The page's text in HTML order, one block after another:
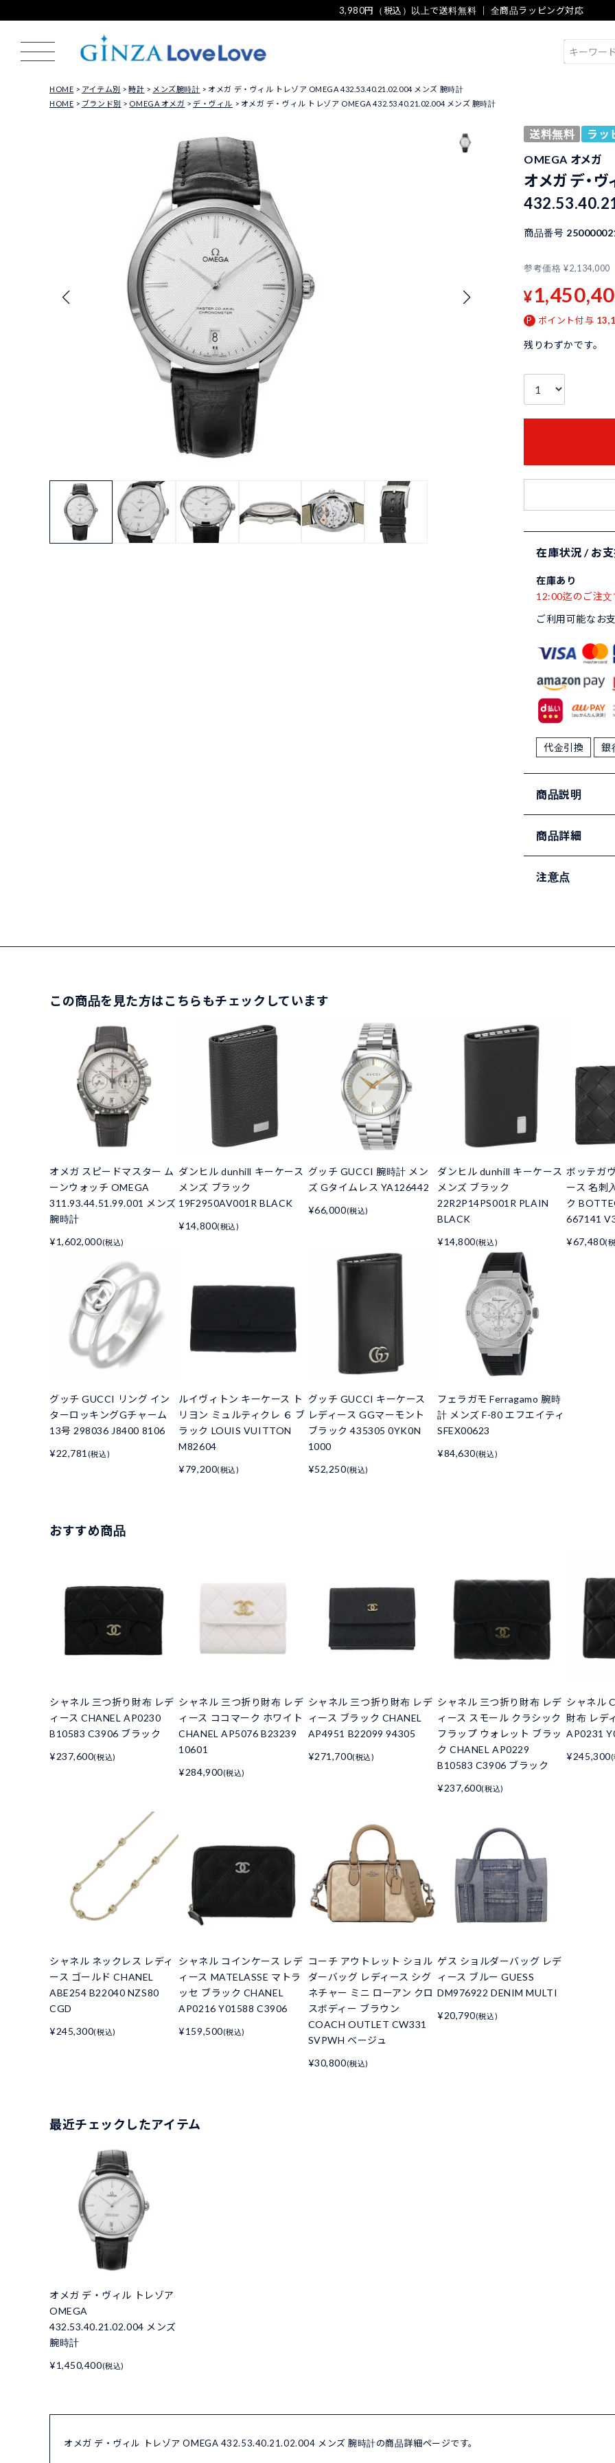
3,980円（税込）以上で送料無料 ｜ 全商品ラッピング対応
HOME アイテム別 時計 メンズ腕時計
オメガ デ・ヴィル トレゾア OMEGA 432.53.40.21.02.004 メンズ 腕時計
HOME
ブランド別 OMEGA オメガ デ・ヴィル オメガ デ・ヴィル トレゾア OMEGA 432.53.40.21.02.004 メンズ 腕時計
送料無料
ラッ
OMEGA オメガ
オメガ デ・
商品番号
参考価格 ¥2,134,000
¥
ポイント付与
残りわずかです。
在庫状況 / お
在庫あり
12:00迄のご注
ご利用可能なお
代金引換 銀
商品説明
商品詳細
注意点
この商品を見た方はこちらもチェックしています
オメガ スピードマスター ム
ーンウォッチ OMEGA
311.93.44.51.99.001 メンズ
腕時計
¥1,602,000(税込)
ダンヒル dunhill キーケース
メンズ ブラック
19F2950AV001R BLACK
¥14,800(税込)
グッチ GUCCI 腕時計 メン
ズ Gタイムレス YA126442
¥66,000(税込)
ダンヒル dunhill キーケース
メンズ ブラック
22R2P14PS001R PLAIN
BLACK
¥14,800(税込)
ボッテガ
ース 名刺
ク
667141
¥67,480(
グッチ GUCCI リング イン
ターロッキングGチャーム
13号 298036 J8400 8106
¥22,781 (税込)
ルイヴィトン キーケース ト
リヨン ミュルティクレ ６ ブ
ラック LOUIS VUITTON
M82604
¥79,200(税込)
グッチ GUCCI キーケース
レディース GGマーモント
ブラック 435305 0YK0N
1000
¥52,250(税込)
フェラガモ Ferragamo 腕時
計 メンズ F-80 エフエイティ
SFEX00623
¥84,630(税込)
おすすめ商品
シャネル 三つ折り財布 レデ
ィース CHANEL AP0230
B10583 C3906 ブラック
¥237,600(税込)
シャネル 三つ折り財布 レデ
ィース ココマーク ホワイト
CHANEL AP5076 B23239
10601
¥284,900(税込)
シャネル 三つ折り財布 レデ
ィース ブラック CHANEL
AP4951 B22099 94305
¥271,700(税込)
シャネル 三つ折り財布 レデ
ィース スモール クラシック
フラップ ウォレット ブラッ
ク CHANEL AP0229
B10583 C3906 ブラック
¥237,600(税込)
シャネル
財布 レデ
AP0231
¥245,300
シャネル ネックレス レディ
ース ゴールド CHANEL
ABE254 B22040 NZS80
CGD
¥245,300(税込)
シャネル コインケース レデ
ィース MATELASSE マトラ
ッセ ブラック CHANEL
AP0216 Y01588 C3906
¥159,500(税込)
コーチ アウトレット ショル
ダーバッグ レディース シグ
ネチャー ミニ ローアン クロ
スボディー ブラウン
COACH OUTLET CW331
SVPWH ベージュ
¥30,800(税込)
ゲス ショルダーバッグ レデ
ィース ブルー GUESS
DM976922 DENIM MULTI
¥20,790(税込)
最近チェックしたアイテム
オメガ デ・ヴィル トレゾア
OMEGA
432.53.40.21.02.004 メンズ
腕時計
¥1,450,400(税込)
オメガ デ・ヴィル トレゾア OMEGA 432.53.40.21.02.004 メンズ 腕時計の商品詳細ページです。